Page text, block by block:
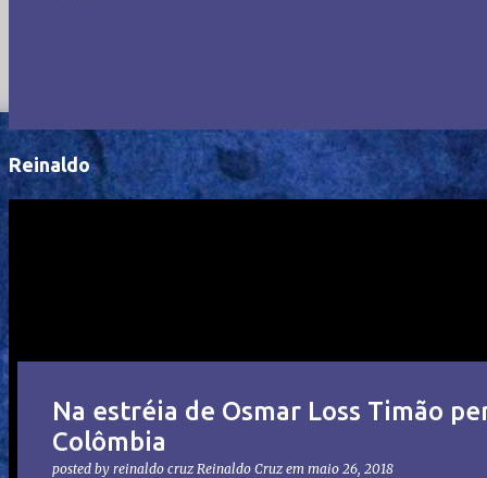
Reinaldo
Na estréia de Osmar Loss Timão
Colômbia
posted by reinaldo cruz Reinaldo Cruz em maio 26, 2018